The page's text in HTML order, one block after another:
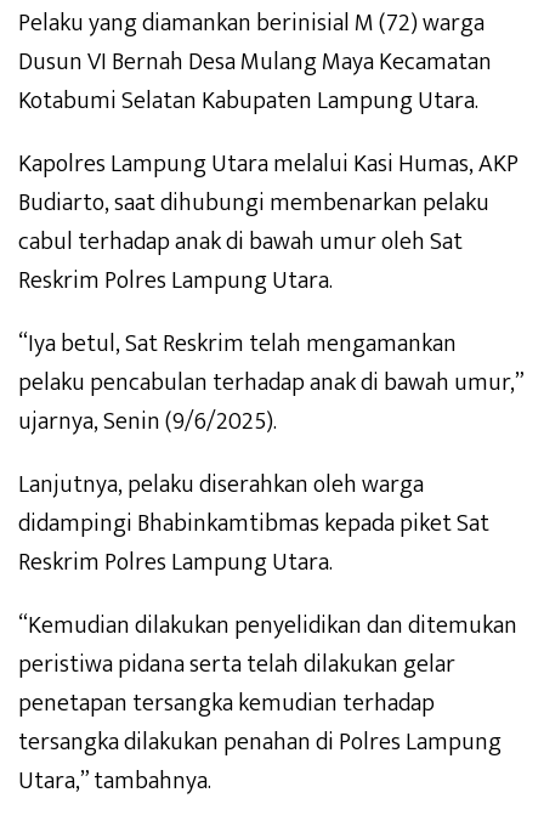
Pelaku yang diamankan berinisial M (72) warga
Dusun VI Bernah Desa Mulang Maya Kecamatan
Kotabumi Selatan Kabupaten Lampung Utara.
Kapolres Lampung Utara melalui Kasi Humas, AKP
Budiarto, saat dihubungi membenarkan pelaku
cabul terhadap anak di bawah umur oleh Sat
Reskrim Polres Lampung Utara.
“Iya betul, Sat Reskrim telah mengamankan
pelaku pencabulan terhadap anak di bawah umur,”
ujarnya, Senin (9/6/2025).
Lanjutnya, pelaku diserahkan oleh warga
didampingi Bhabinkamtibmas kepada piket Sat
Reskrim Polres Lampung Utara.
“Kemudian dilakukan penyelidikan dan ditemukan
peristiwa pidana serta telah dilakukan gelar
penetapan tersangka kemudian terhadap
tersangka dilakukan penahan di Polres Lampung
Utara,” tambahnya.